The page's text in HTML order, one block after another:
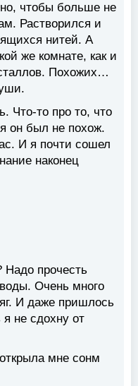
чтобы больше не
Растворился и
нитей. А
же комнате, как и
Похожих…
Что-то про то, что
он был не похож.
И я почти сошел
наконец
Надо прочесть
Очень много
И даже пришлось
не сдохну от
мне сонм